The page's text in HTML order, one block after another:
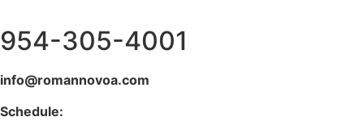
954-305-4001
info@romannovoa.com
Schedule: